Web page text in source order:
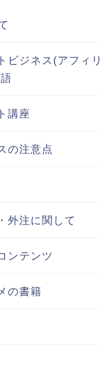
ビジネス(アフィリ
講座
の注意点
外注に関して
ンテンツ
の書籍